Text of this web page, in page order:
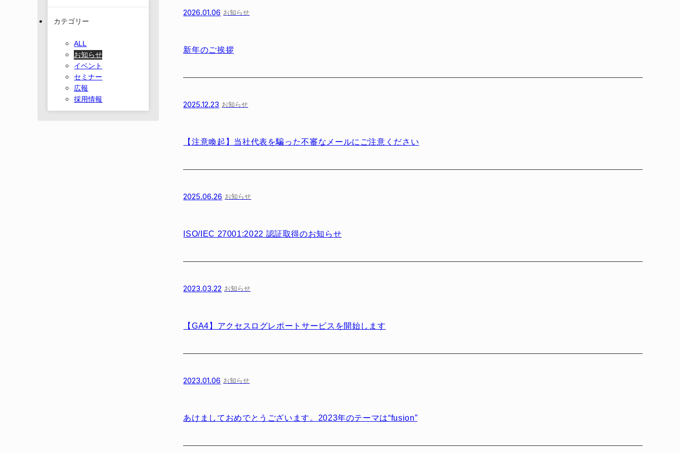
カテゴリー
ALL
お知らせ
イベント
セミナー
広報
採用情報
2026.01.06 お知らせ
新年のご挨拶
2025.12.23 お知らせ
【注意喚起】当社代表を騙った不審なメールにご注意ください
2025.06.26 お知らせ
ISO/IEC 27001:2022 認証取得のお知らせ
2023.03.22 お知らせ
【GA4】アクセスログレポートサービスを開始します
2023.01.06 お知らせ
あけましておめでとうございます。2023年のテーマは“fusion”